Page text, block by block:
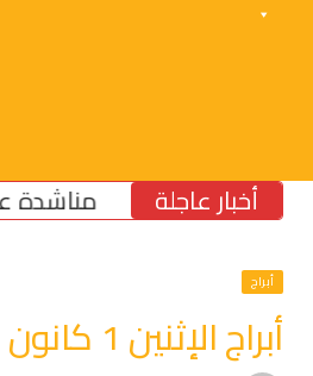
أخبار عاجلةمناشدة عاجلة
أبراج
أبراج الإثنين 1 كانون اول (ديسمبر)